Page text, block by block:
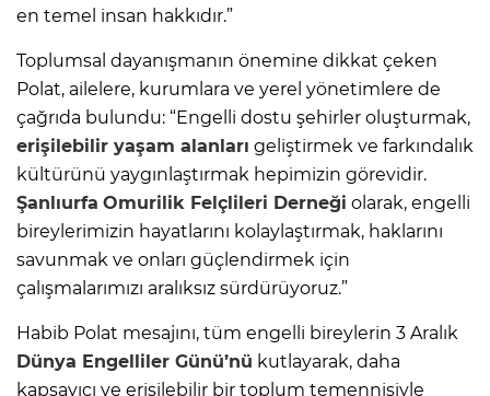
en temel insan hakkıdır.”
Toplumsal dayanışmanın önemine dikkat çeken
Polat, ailelere, kurumlara ve yerel yönetimlere de
çağrıda bulundu: “Engelli dostu şehirler oluşturmak,
erişilebilir yaşam alanları geliştirmek ve farkındalık
kültürünü yaygınlaştırmak hepimizin görevidir.
Şanlıurfa Omurilik Felçlileri Derneği olarak, engelli
bireylerimizin hayatlarını kolaylaştırmak, haklarını
savunmak ve onları güçlendirmek için
çalışmalarımızı aralıksız sürdürüyoruz.”
Habib Polat mesajını, tüm engelli bireylerin 3 Aralık
Dünya Engelliler Günü’nü kutlayarak, daha
kapsayıcı ve erişilebilir bir toplum temennisiyle